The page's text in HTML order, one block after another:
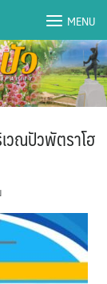
MENU
วณปัวพัตราโฮ